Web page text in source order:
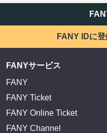
FANY IDに
FANYサービス
FANY
FANY Ticket
FANY Online Ticket
FANY Channel